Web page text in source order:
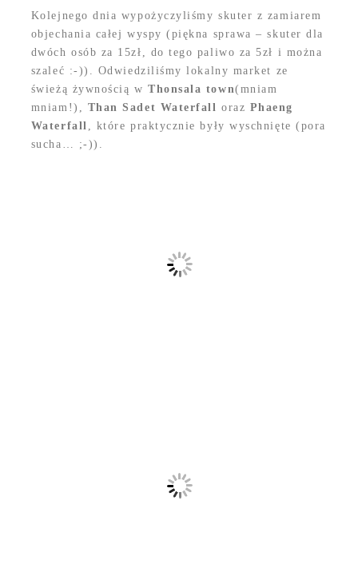
Kolejnego dnia wypożyczyliśmy skuter z zamiarem
objechania całej wyspy (piękna sprawa – skuter dla
dwóch osób za 15zł, do tego paliwo za 5zł i można
szaleć :-)). Odwiedziliśmy lokalny market ze
świeżą żywnością wThonsala town(mniam
mniam!), Than Sadet Waterfalloraz Phaeng
Waterfall , które praktycznie były wyschnięte (pora
sucha… ;-)).